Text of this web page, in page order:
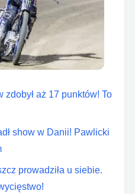
aż 17 punktów! To
show w Danii! Pawlicki
prowadziła u siebie.